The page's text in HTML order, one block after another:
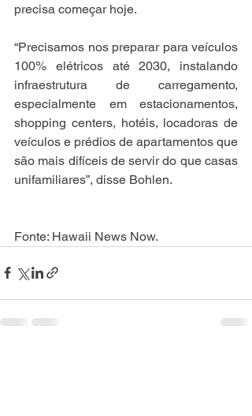
precisa começar hoje. ⠀
“Precisamos nos preparar para veículos
100% elétricos até 2030, instalando
infraestrutura de carregamento,
especialmente em estacionamentos,
shopping centers, hotéis, locadoras de
veículos e prédios de apartamentos que
são mais difíceis de servir do que casas
unifamiliares”, disse Bohlen. ⠀
Fonte: Hawaii News Now.